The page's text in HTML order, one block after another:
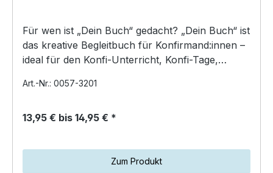
Für wen ist „Dein Buch“ gedacht? „Dein Buch“ ist
das kreative Begleitbuch für Konfirmand:innen –
ideal für den Konfi-Unterricht, Konfi-Tage,
Art.-Nr.: 0057-3201
13,95 € bis 14,95 € *
Zum Produkt